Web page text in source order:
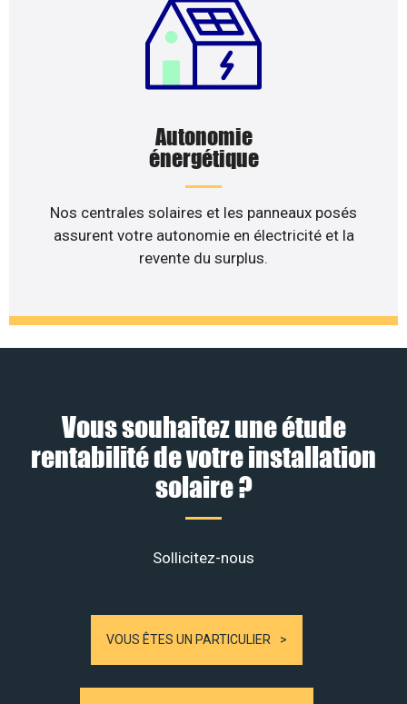
Autonomie
énergétique
Nos centrales solaires et les panneaux posés
assurent votre autonomie en électricité et la
revente du surplus.
Vous souhaitez une étude
rentabilité de votre installation
solaire ?
Sollicitez-nous
VOUS ÊTES UN PARTICULIER